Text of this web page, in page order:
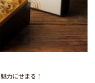
力にせまる！